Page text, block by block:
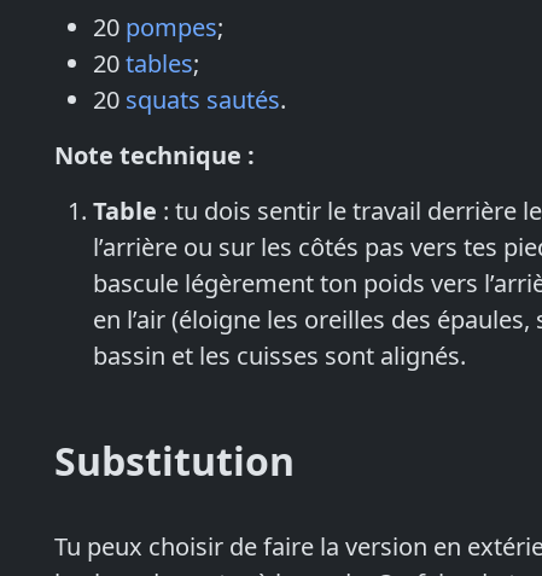
20 pompes;
20tables;
20 squats sautés.
Note technique :
Table : tu dois sentir le travail derrière
l’arrière ou sur les côtés pas vers tes
bascule légèrement ton poids vers
en l’air (éloigne les oreilles des
bassin et les cuisses sont alignés.
Substitution
Tu peux choisir de faire la version en